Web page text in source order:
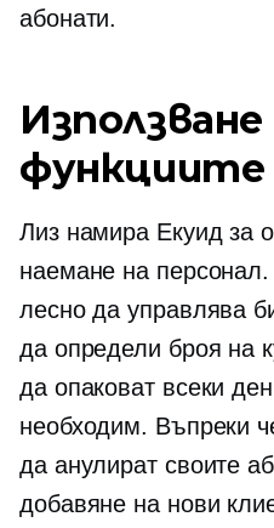
абонати.
Използване
функциите
Лиз намира Екуид за
наемане на
лесно да управлява
да определи броя на
да опаковат всеки
необходим. Въпреки
да анулират своите
добавяне на нови